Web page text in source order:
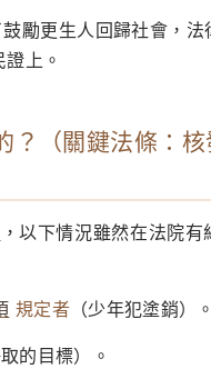
勵更生人回歸社會，
上。
？（關鍵法條：核
，以下情況雖然在法院
規定者（少年犯塗銷）。
的目標）。